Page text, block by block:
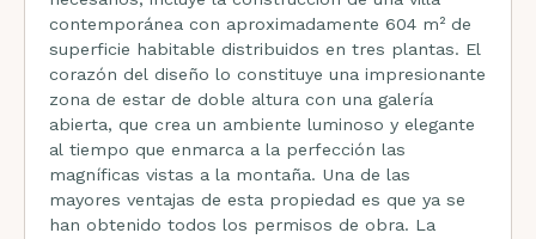
contemporánea con aproximadamente 604 m² de
superficie habitable distribuidos en tres plantas. El
corazón del diseño lo constituye una impresionante
zona de estar de doble altura con una galería
abierta, que crea un ambiente luminoso y elegante
al tiempo que enmarca a la perfección las
magníficas vistas a la montaña. Una de las
mayores ventajas de esta propiedad es que ya se
han obtenido todos los permisos de obra. La